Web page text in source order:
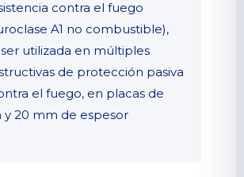
contra el fuego
A1 no combustible),
utilizada en múltiples
de protección pasiva
el fuego, en placas de
y 20 mm de espesor